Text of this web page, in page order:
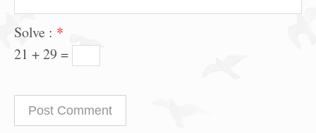
Solve : *
21 + 29 =